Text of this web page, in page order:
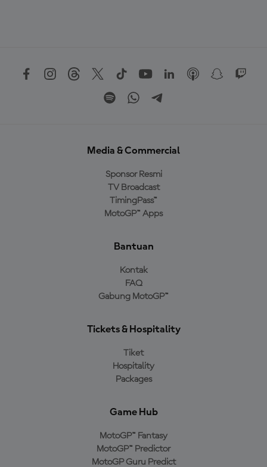
Media & Commercial
Sponsor Resmi
TV Broadcast
TimingPass™
MotoGP™ Apps
Bantuan
Kontak
FAQ
Gabung MotoGP™
Tickets & Hospitality
Tiket
Hospitality
Packages
Game Hub
MotoGP™ Fantasy
MotoGP™ Predictor
MotoGP Guru Predict